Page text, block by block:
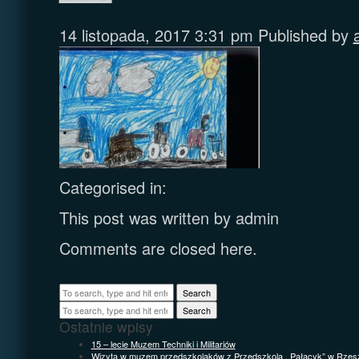
14 listopada, 2017 3:31 pm Published by
Categorised in:
This post was written by admin
Comments are closed here.
Search
Search
Ostatnie wpisy
15 – lecie Muzem Techniki i Militariów
Wizyta w muzem przedszkolaków z Przedszkola ,,Pałacyk” w